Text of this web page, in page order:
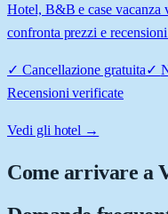
Hotel, B&B e case vacanza
confronta prezzi e
✓ Cancellazione gratuita✓
Recensioni verificate
Vedi gli hotel →
Come arrivare a